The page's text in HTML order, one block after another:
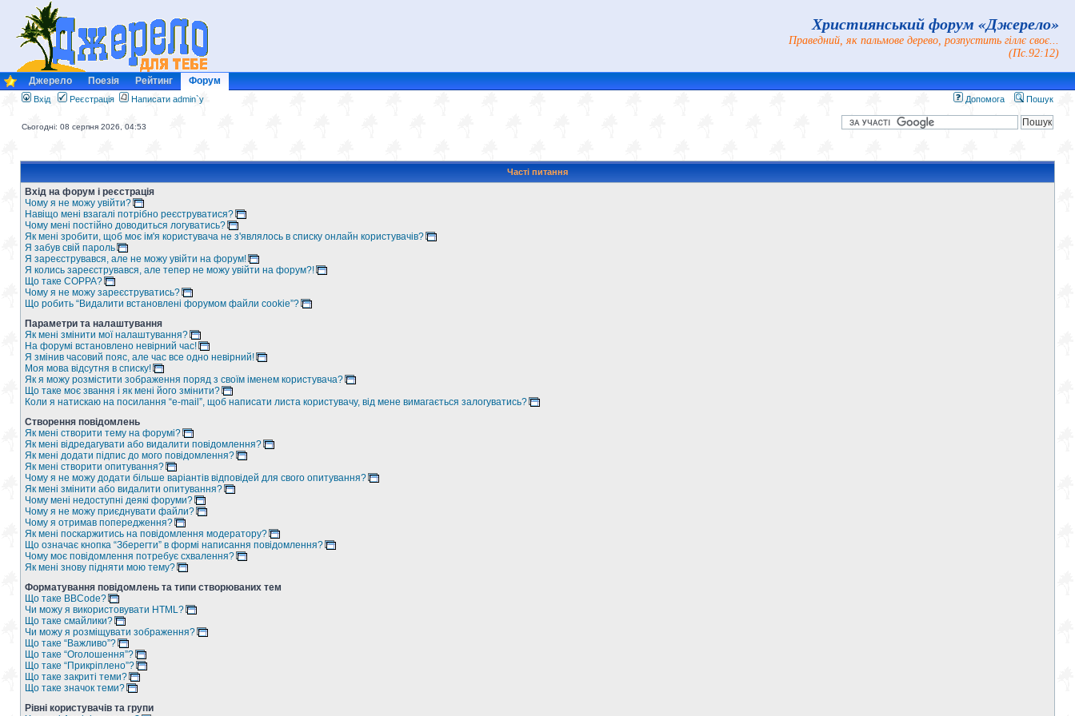
Християнський форум «Джерело»
Праведний, як пальмове дерево, розпустить гіллє своє...
(Пс.92:12)
Джерело Поезія Рейтинг Форум
Вхід Реєстрація Написати admin`у Допомога Пошук
Сьогодні: 08 серпня 2026, 04:53
Часті питання
Вхід на форум і реєстрація
Чому я не можу увійти?
Навіщо мені взагалі потрібно реєструватися?
Чому мені постійно доводиться логуватись?
Як мені зробити, щоб моє ім'я користувача не з'являлось в списку онлайн користувачів?
Я забув свій пароль
Я зареєструвався, але не можу увійти на форум!
Я колись зареєструвався, але тепер не можу увійти на форум?!
Що таке COPPA?
Чому я не можу зареєструватись?
Що робить “Видалити встановлені форумом файли cookie”?
Параметри та налаштування
Як мені змінити мої налаштування?
На форумі встановлено невірний час!
Я змінив часовий пояс, але час все одно невірний!
Моя мова відсутня в списку!
Як я можу розмістити зображення поряд з своїм іменем користувача?
Що таке моє звання і як мені його змінити?
Коли я натискаю на посилання “e-mail”, щоб написати листа користувачу, від мене вимагається залогуватись?
Створення повідомлень
Як мені створити тему на форумі?
Як мені відредагувати або видалити повідомлення?
Як мені додати підпис до мого повідомлення?
Як мені створити опитування?
Чому я не можу додати більше варіантів відповідей для свого опитування?
Як мені змінити або видалити опитування?
Чому мені недоступні деякі форуми?
Чому я не можу приєднувати файли?
Чому я отримав попередження?
Як мені поскаржитись на повідомлення модератору?
Що означає кнопка “Зберегти” в формі написання повідомлення?
Чому моє повідомлення потребує схвалення?
Як мені знову підняти мою тему?
Форматування повідомлень та типи створюваних тем
Що таке BBCode?
Чи можу я використовувати HTML?
Що таке смайлики?
Чи можу я розміщувати зображення?
Що таке “Важливо”?
Що таке “Оголошення”?
Що таке “Прикріплено”?
Що таке закриті теми?
Що таке значок теми?
Рівні користувачів та групи